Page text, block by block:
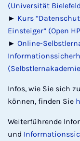
(Universität
► Kurs
Einsteiger” (Open
► Online-
Infos, wie Sie sich
können, finden Sie
Weiterführende
und